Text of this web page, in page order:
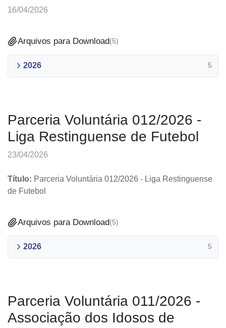
16/04/2026
Arquivos para Download(5)
2026 5
Parceria Voluntária 012/2026 -
Liga Restinguense de Futebol
23/04/2026
Título: Parceria Voluntária 012/2026 - Liga Restinguense
de Futebol
Arquivos para Download(5)
2026 5
Parceria Voluntária 011/2026 -
Associação dos Idosos de